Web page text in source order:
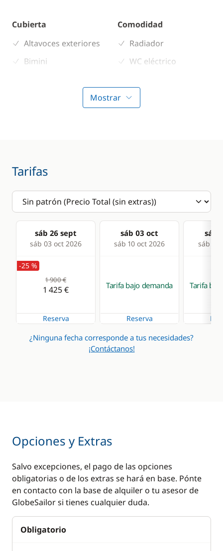
Cubierta
Altavoces exteriores
Bimini
Comodidad
Radiador
WC eléctrico
Cocina
Estufa horno de gas
Frigorífico
Mostrar
Tarifas
sáb 26 sept
sáb 03 oct 2026
sáb 03 oct
sáb 10 oct 2026
sáb
sáb 17
-25 %
1 900 €
1 425 €
Reserva
Tarifa bajo demanda
Reserva
Tarifa
¿Ninguna fecha corresponde a tus necesidades?
¡Contáctanos!
Opciones y Extras
Salvo excepciones, el pago de las opciones
obligatorias o de los extras se hará en base. Pónte
en contacto con la base de alquiler o tu asesor de
GlobeSailor si tienes cualquier duda.
Obligatorio